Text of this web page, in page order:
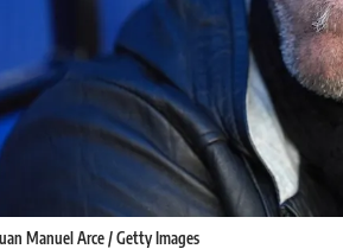
Manuel Arce / Getty Images